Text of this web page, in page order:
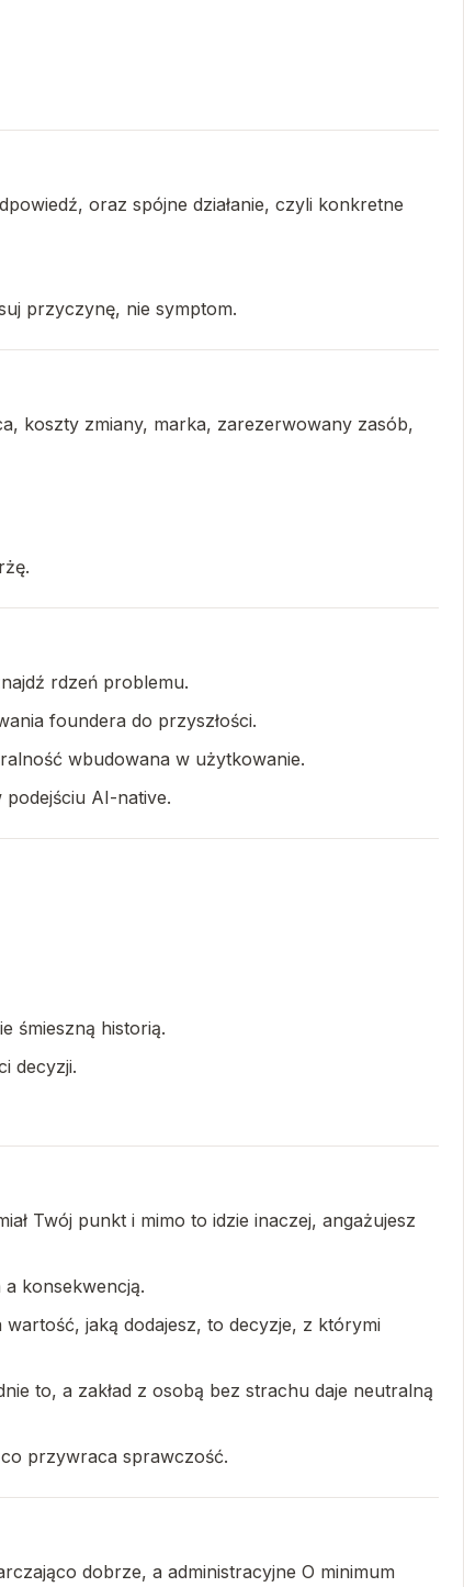
oraz spójne działanie, czyli konkretne
przyczynę, nie symptom.
koszty zmiany, marka, zarezerwowany zasób,
rdzeń problemu.
foundera do przyszłości.
wbudowana w użytkowanie.
podejściu AI-native.
śmieszną historią.
decyzji.
Twój punkt i mimo to idzie inaczej, angażujesz
a konsekwencją.
jaką dodajesz, to decyzje, z którymi
to, a zakład z osobą bez strachu daje neutralną
przywraca sprawczość.
dobrze, a administracyjne O minimum